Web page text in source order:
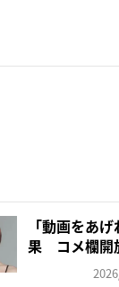
「動画をあ
果 コメ欄開